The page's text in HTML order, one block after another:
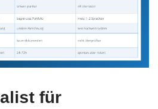
für